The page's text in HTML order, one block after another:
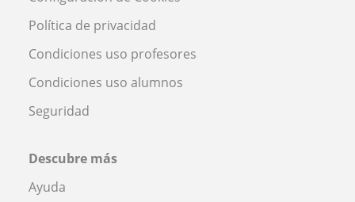
Política de privacidad
Condiciones uso profesores
Condiciones uso alumnos
Seguridad
Descubre más
Ayuda